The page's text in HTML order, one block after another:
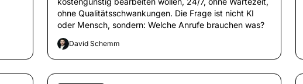
ohne Qualitätsschwankungen. Die Frage ist nicht KI
oder Mensch, sondern: Welche Anrufe brauchen was?
David Schemm